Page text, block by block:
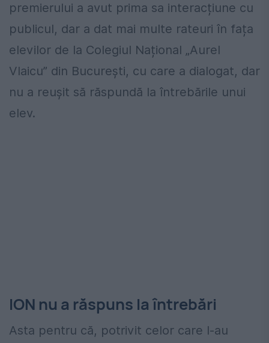
premierului a avut prima sa interacțiune cu
publicul, dar a dat mai multe rateuri în fața
elevilor de la Colegiul Național „Aurel
Vlaicu” din București, cu care a dialogat, dar
nu a reușit să răspundă la întrebările unui
elev.
ION nu a răspuns la întrebări
Asta pentru că, potrivit celor care l-au